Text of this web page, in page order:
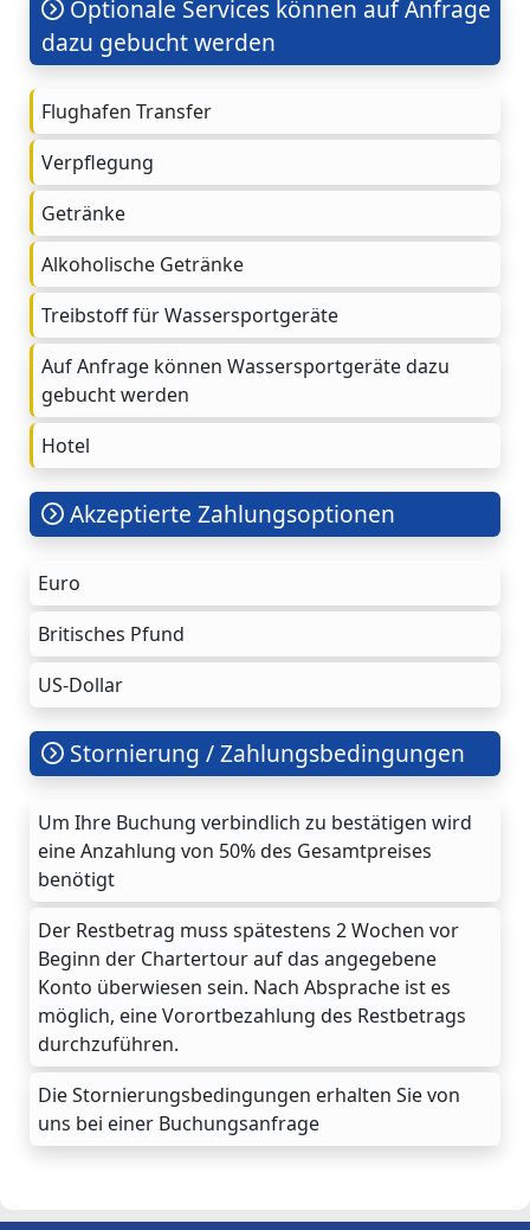
Optionale Services können auf Anfrage
dazu gebucht werden
Flughafen Transfer
Verpflegung
Getränke
Alkoholische Getränke
Treibstoff für Wassersportgeräte
Auf Anfrage können Wassersportgeräte dazu
gebucht werden
Hotel
Akzeptierte Zahlungsoptionen
Euro
Britisches Pfund
US-Dollar
Stornierung / Zahlungsbedingungen
Um Ihre Buchung verbindlich zu bestätigen wird
eine Anzahlung von 50% des Gesamtpreises
benötigt
Der Restbetrag muss spätestens 2 Wochen vor
Beginn der Chartertour auf das angegebene
Konto überwiesen sein. Nach Absprache ist es
möglich, eine Vorortbezahlung des Restbetrags
durchzuführen.
Die Stornierungsbedingungen erhalten Sie von
uns bei einer Buchungsanfrage